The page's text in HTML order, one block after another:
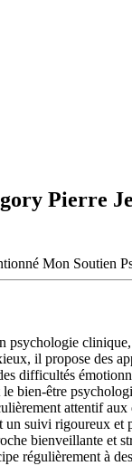
Pierre
Mon Soutien
psychologie
il propose des
difficultés
bien-être
attentif aux
un suivi rigoureux et
bienveillante et
régulièrement à